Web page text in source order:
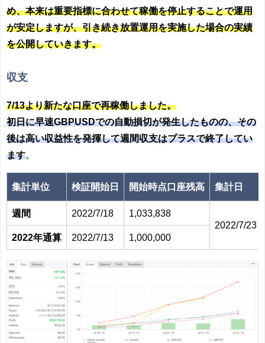
め、本来は重要指標に合わせて稼働を停止することで運用
が安定しますが、引き続き放置運用を実施した場合の実績
を公開していきます。
収支
7/13より新たな口座で再稼働しました。
初日に早速GBPUSDでの自動損切が発生したものの、その
後は高い収益性を発揮して週間収支はプラスで終了してい
ます
集計単位 検証開始日 開始時点口座残高 集計日
週間 2022/7/18
1,033,838
2022/7/23
2022年通算
2022/7/13 1,000,000